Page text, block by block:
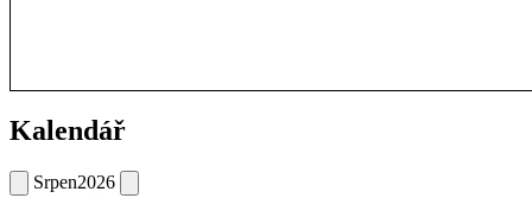
Kalendář
Srpen2026